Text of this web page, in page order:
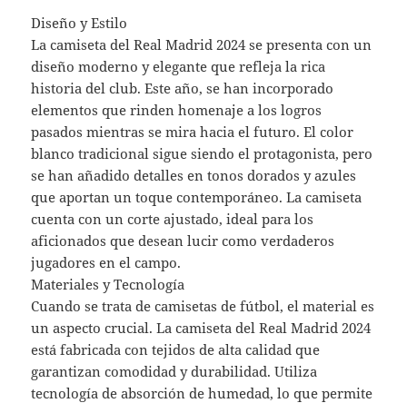
Diseño y Estilo
La camiseta del Real Madrid 2024 se presenta con un
diseño moderno y elegante que refleja la rica
historia del club. Este año, se han incorporado
elementos que rinden homenaje a los logros
pasados mientras se mira hacia el futuro. El color
blanco tradicional sigue siendo el protagonista, pero
se han añadido detalles en tonos dorados y azules
que aportan un toque contemporáneo. La camiseta
cuenta con un corte ajustado, ideal para los
aficionados que desean lucir como verdaderos
jugadores en el campo.
Materiales y Tecnología
Cuando se trata de camisetas de fútbol, el material es
un aspecto crucial. La camiseta del Real Madrid 2024
está fabricada con tejidos de alta calidad que
garantizan comodidad y durabilidad. Utiliza
tecnología de absorción de humedad, lo que permite